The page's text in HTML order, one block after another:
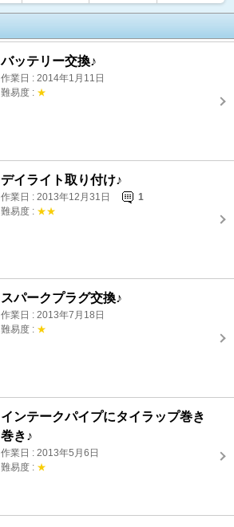
バッテリー交換♪
作業日 : 2014年1月11日
難易度 : ★
デイライト取り付け♪
作業日 : 2013年12月31日
1
難易度 : ★★
スパークプラグ交換♪
作業日 : 2013年7月18日
難易度 : ★
インテークパイプにタイラップ巻き
巻き♪
作業日 : 2013年5月6日
難易度 : ★